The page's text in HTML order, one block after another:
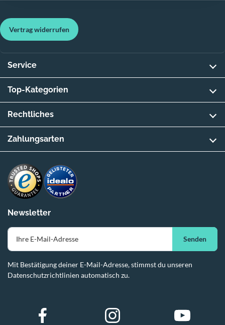
Newsletter
Senden
Mit Bestätigung deiner E-Mail-Adresse, stimmst du unseren
Datenschutzrichtlinien automatisch zu.
Vertrag widerrufen
Service
Top-Kategorien
Rechtliches
Zahlungsarten